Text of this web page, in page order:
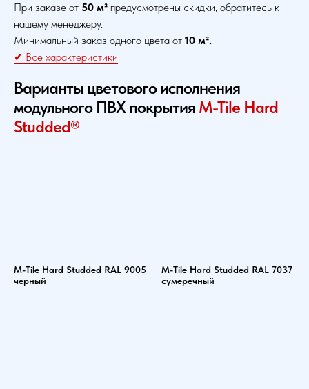
При заказе от 50 м² предусмотрены скидки, обратитесь к
нашему менеджеру.
Минимальный заказ одного цвета от 10 м².
✔ Все характеристики
Варианты цветового исполнения
модульного ПВХ покрытия M-Tile Hard
Studded®
M-Tile Hard Studded RAL 9005
черный
M-Tile Hard Studded RAL 7037
сумеречный